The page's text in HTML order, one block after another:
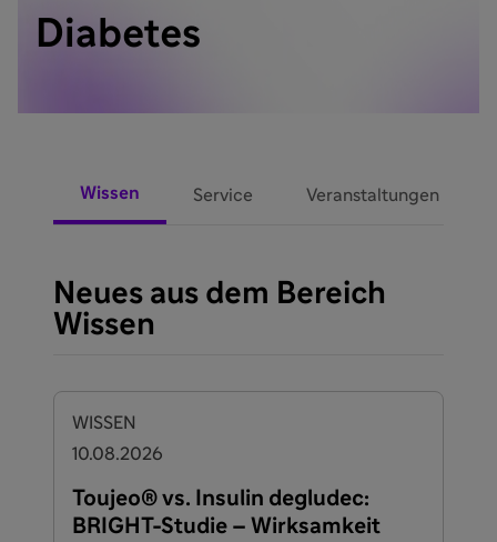
Diabetes
Wissen Service Veranstaltungen
Neues aus dem Bereich
Wissen
WISSEN
10.08.2026
Toujeo® vs. Insulin degludec:
BRIGHT-Studie – Wirksamkeit